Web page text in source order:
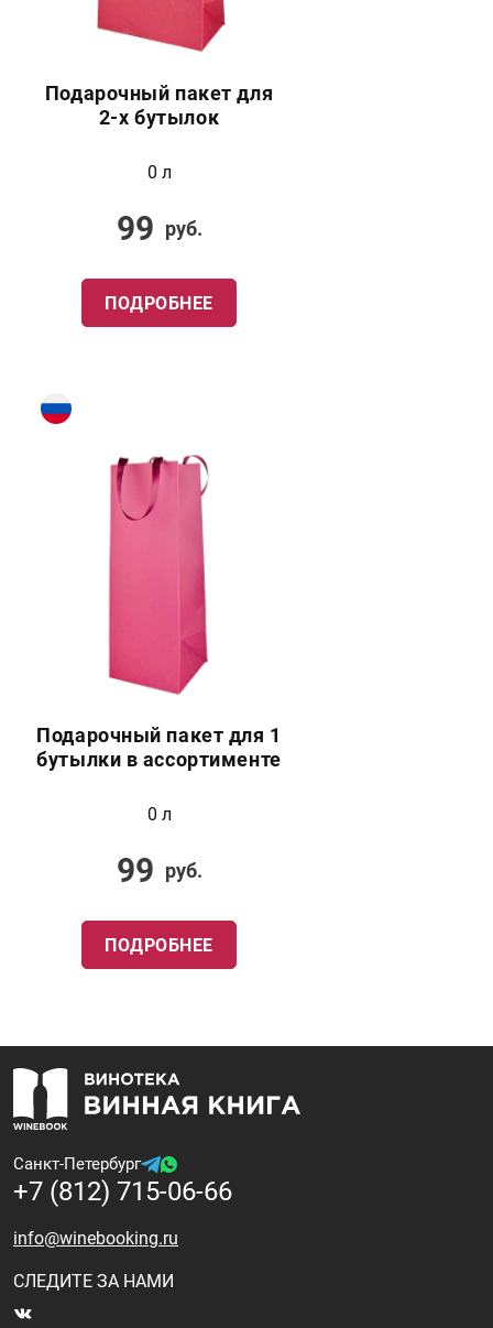
Подарочный пакет для
2-х бутылок
0 л
99 руб.
ПОДРОБНЕЕ
Подарочный пакет для 1
бутылки в ассортименте
0 л
99 руб.
ПОДРОБНЕЕ
Санкт-Петербург
+7 (812) 715-06-66
info@winebooking.ru
СЛЕДИТЕ ЗА НАМИ